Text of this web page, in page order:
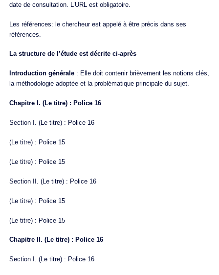
date de consultation. L’URL est obligatoire.
Les références: le chercheur est appelé à être précis dans ses
références.
La structure de l’étude est décrite ci-après
Introduction générale : Elle doit contenir brièvement les notions clés,
la méthodologie adoptée et la problématique principale du sujet.
Chapitre I. (Le titre) : Police 16
Section I. (Le titre) : Police 16
(Le titre) : Police 15
(Le titre) : Police 15
Section II. (Le titre) : Police 16
(Le titre) : Police 15
(Le titre) : Police 15
Chapitre II. (Le titre) : Police 16
Section I. (Le titre) : Police 16